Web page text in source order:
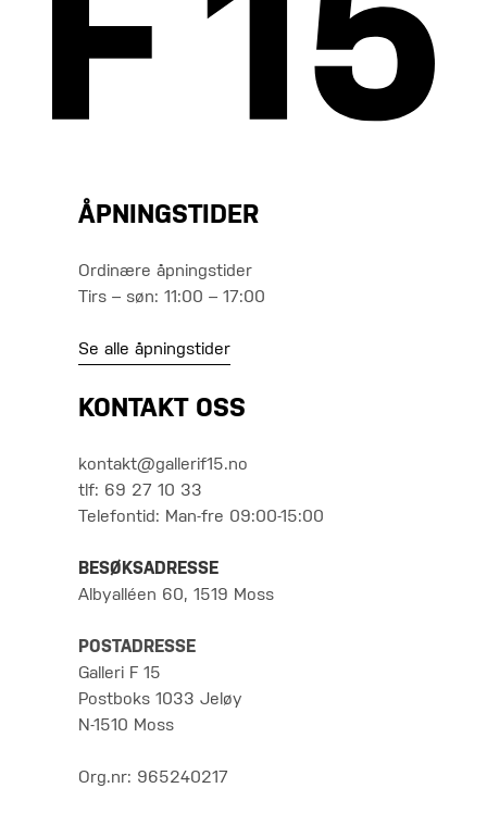
ÅPNINGSTIDER
Ordinære åpningstider
Tirs – søn: 11:00 – 17:00
Se alle åpningstider
KONTAKT OSS
kontakt@gallerif15.no
tlf: 69 27 10 33
Telefontid: Man-fre 09:00-15:00
BESØKSADRESSE
Albyalléen 60, 1519 Moss
POSTADRESSE
Galleri F 15
Postboks 1033 Jeløy
N-1510 Moss
Org.nr: 965240217